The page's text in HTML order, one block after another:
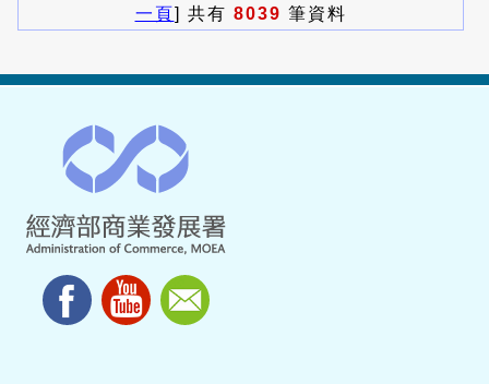
一頁] 共有 8039 筆資料